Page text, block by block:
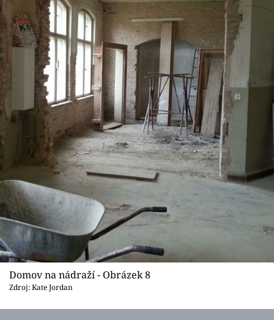
Domov na nádraží - Obrázek 8
Zdroj: Kate Jordan